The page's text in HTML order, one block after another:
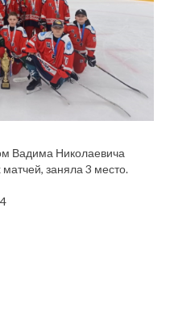
Вадима Николаевича
заняла 3 место.